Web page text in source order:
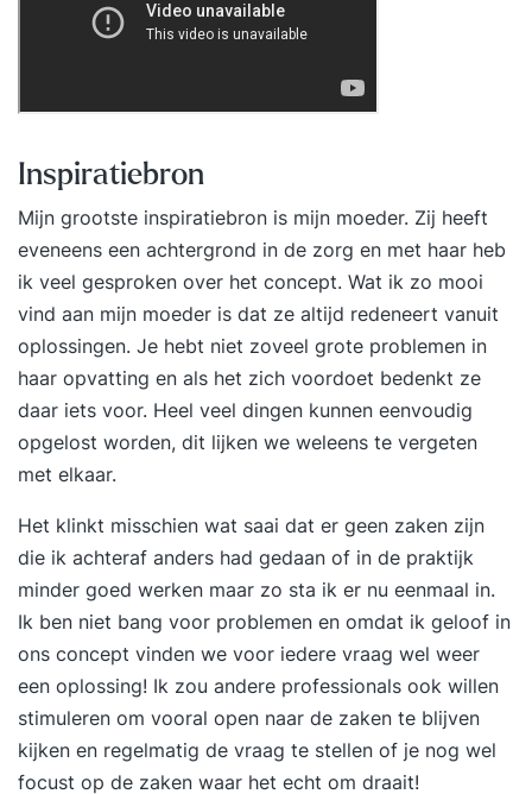
Inspiratiebron
Mijn grootste inspiratiebron is mijn moeder. Zij heeft
eveneens een achtergrond in de zorg en met haar heb
ik veel gesproken over het concept. Wat ik zo mooi
vind aan mijn moeder is dat ze altijd redeneert vanuit
oplossingen. Je hebt niet zoveel grote problemen in
haar opvatting en als het zich voordoet bedenkt ze
daar iets voor. Heel veel dingen kunnen eenvoudig
opgelost worden, dit lijken we weleens te vergeten
met elkaar.
Het klinkt misschien wat saai dat er geen zaken zijn
die ik achteraf anders had gedaan of in de praktijk
minder goed werken maar zo sta ik er nu eenmaal in.
Ik ben niet bang voor problemen en omdat ik geloof in
ons concept vinden we voor iedere vraag wel weer
een oplossing! Ik zou andere professionals ook willen
stimuleren om vooral open naar de zaken te blijven
kijken en regelmatig de vraag te stellen of je nog wel
focust op de zaken waar het echt om draait!